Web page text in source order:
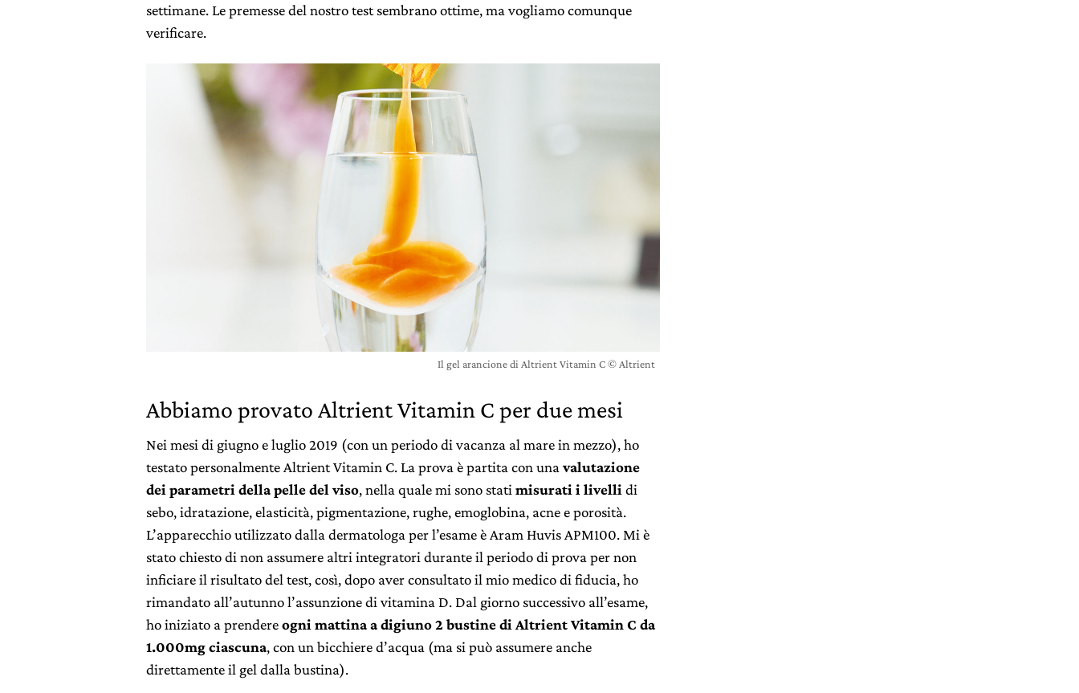
settimane. Le premesse del nostro test sembrano ottime, ma vogliamo comunque
verificare.
Il gel arancione di Altrient Vitamin C © Altrient
Abbiamo provato Altrient Vitamin C per due mesi
Nei mesi di giugno e luglio 2019 (con un periodo di vacanza al mare in mezzo), ho
testato personalmente Altrient Vitamin C. La prova è partita con unavalutazione
dei parametri della pelle del viso, nella quale mi sono statimisurati i livellidi
sebo, idratazione, elasticità, pigmentazione, rughe, emoglobina, acne e porosità.
L’apparecchio utilizzato dalla dermatologa per l’esame è Aram Huvis APM100. Mi è
stato chiesto di non assumere altri integratori durante il periodo di prova per non
inficiare il risultato del test, così, dopo aver consultato il mio medico di fiducia, ho
rimandato all’autunno l’assunzione di vitamina D. Dal giorno successivo all’esame,
ho iniziato a prendereogni mattina a digiuno 2 bustine di Altrient Vitamin C da
1.000mg ciascuna, con un bicchiere d’acqua (ma si può assumere anche
direttamente il gel dalla bustina).